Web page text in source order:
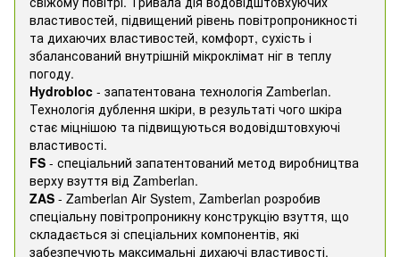
властивостей, підвищений рівень повітропроникності
та дихаючих властивостей, комфорт, сухість і
збалансований внутрішній мікроклімат ніг в теплу
погоду.
Hydrobloc - запатентована технологія Zamberlan.
Технологія дублення шкіри, в результаті чого шкіра
стає міцнішою та підвищуються водовідштовхуючі
властивості.
FS - спеціальний запатентований метод виробництва
верху взуття від Zamberlan.
ZAS - Zamberlan Air System, Zamberlan розробив
спеціальну повітропроникну конструкцію взуття, що
складається зі спеціальних компонентів, які
забезпечують максимальні дихаючі властивості.